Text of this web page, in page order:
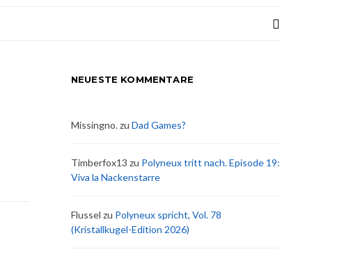
NEUESTE KOMMENTARE
Missingno.zu Dad Games?
Timberfox13 zu Polyneux tritt nach. Episode 19:
Viva la Nackenstarre
Flussel zu Polyneux spricht, Vol. 78
(Kristallkugel-Edition 2026)